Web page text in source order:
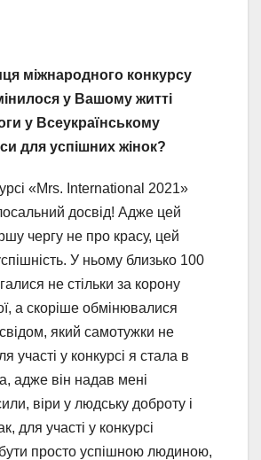
міжнародного конкурсу
у Вашому житті
у Всеукраїнському
для успішних жінок?
«Mrs. International 2021»
досвід! Адже цей
чергу не про красу, цей
У ньому близько 100
не стільки за корону
а скоріше обмінювалися
який самотужки не
участі у конкурсі я стала в
адже він надав мені
віри у людську доброту і
для участі у конкурсі
просто успішною людиною,